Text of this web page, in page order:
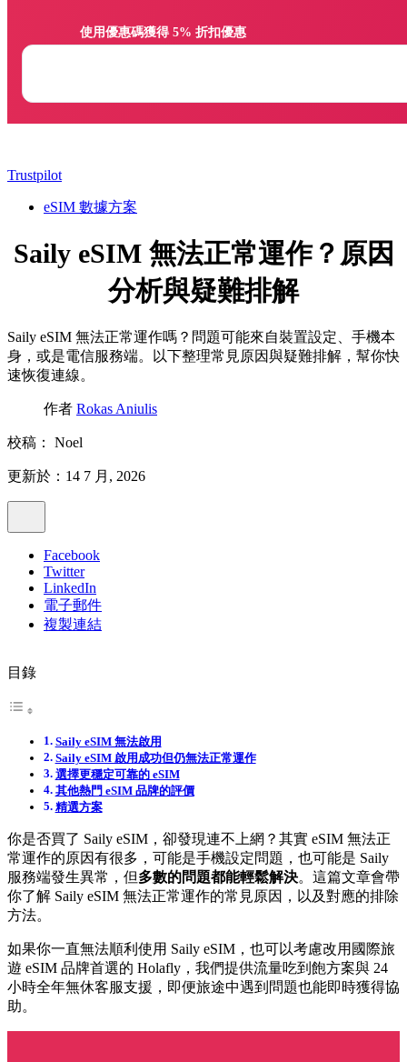
Trustpilot
eSIM 數據方案
Saily eSIM 無法正常運作？原因
分析與疑難排解
Saily eSIM 無法正常運作嗎？問題可能來自裝置設定、手機本
身，或是電信服務端。以下整理常見原因與疑難排解，幫你快
速恢復連線。
作者 Rokas Aniulis
校稿： Noel
更新於：14 7 月, 2026
Facebook
Twitter
LinkedIn
電子郵件
複製連結
目錄
Saily eSIM 無法啟用
Saily eSIM 啟用成功但仍無法正常運作
選擇更穩定可靠的 eSIM
其他熱門 eSIM 品牌的評價
精選方案
你是否買了 Saily eSIM，卻發現連不上網？其實 eSIM 無法正
常運作的原因有很多，可能是手機設定問題，也可能是 Saily
服務端發生異常，但多數的問題都能輕鬆解決。這篇文章會帶
你了解 Saily eSIM 無法正常運作的常見原因，以及對應的排除
方法。
如果你一直無法順利使用 Saily eSIM，也可以考慮改用國際旅
遊 eSIM 品牌首選的 Holafly，我們提供流量吃到飽方案與 24
小時全年無休客服支援，即便旅途中遇到問題也能即時獲得協
助。